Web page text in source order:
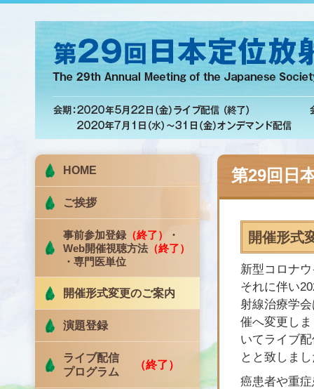
HOME
ご挨拶
事前参加登録 （終了）
・
Web開催視聴方法 （終了）
・専門医単位
開催形式変更のご案内
演題登録
ライブ配信
プログラム
（終了）
第29回日
開催形式
新型コロナ
それに伴い
射線治療学
催へ変更し
いてライブ
とと致しま
癌患者や重